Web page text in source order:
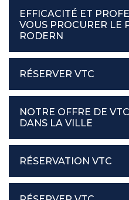
EFFICACITÉ ET
VOUS PROCURER LE
RODERN
RÉSERVER VTC
NOTRE OFFRE DE
DANS LA VILLE
RÉSERVATION VTC